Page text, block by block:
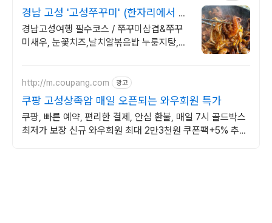
경남 고성 '고성쭈꾸미' (한자리에서 쭈
꾸미만10년)
경남고성여행 필수코스 / 쭈꾸미삼겹&쭈꾸
미새우, 눈꽃치즈,날치알볶음밥 누룽지탕,계
http://m.coupang.com 광고
쿠팡 고성상족암 매일 오픈되는 와우회원 특가
쿠팡, 빠른 예약, 편리한 결제, 안심 환불, 매일 7시 골드박스
최저가 보장 신규 와우회원 최대 2만3천원 쿠폰팩+5% 추가